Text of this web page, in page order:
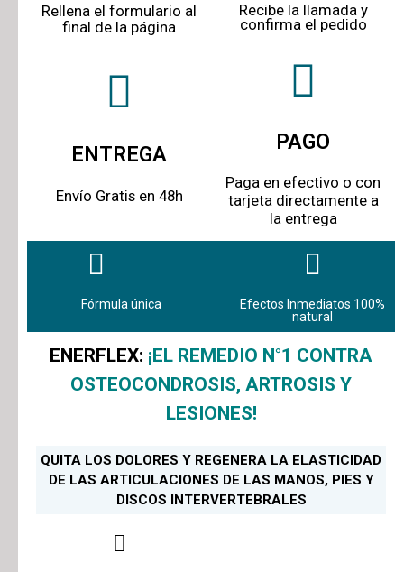
Rellena el formulario al
final de la página
ENTREGA
Envío Gratis en 48h
Recibe la llamada y
confirma el pedido
PAGO
Paga en efectivo o con
tarjeta directamente a
la entrega
Fórmula única
Efectos Inmediatos 100%
natural
ENERFLEX: ¡EL REMEDIO N°1 CONTRA
OSTEOCONDROSIS, ARTROSIS Y
LESIONES!
QUITA LOS DOLORES Y REGENERA LA ELASTICIDAD
DE LAS ARTICULACIONES DE LAS MANOS, PIES Y
DISCOS INTERVERTEBRALES